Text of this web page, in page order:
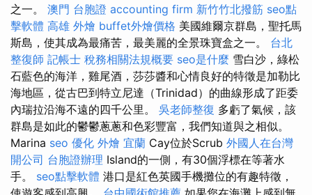
之一。 澳門 台胞證 accounting firm 新竹竹北撥筋 seo點
擊軟體 高雄 外燴 buffet外燴價格 美國維爾京群島，聖托馬
斯島，使其成為最痛苦，最美麗的全景珠寶盒之一。 台北
整復師 記帳士 稅務相關法規概要 seo是什麼 雪白沙，綠松
石藍色的海洋，雞尾酒，莎莎醬和心情良好的特徵是加勒比
海地區，從古巴到特立尼達（Trinidad）的曲線形成了距委
內瑞拉沿海不遠的四千公里。 吳老師整復 多虧了氣候，該
群島是如此的鬱鬱蔥蔥和色彩豐富，我們知道與之相似。
Marina seo 優化 外燴 宜蘭 Cay位於Scrub 外國人在台灣
開公司 台胞證辦理 Island的一側，有30個浮標在等著水
手。 seo點擊軟體 港口是紅色英國手機攤位的有趣特徵，